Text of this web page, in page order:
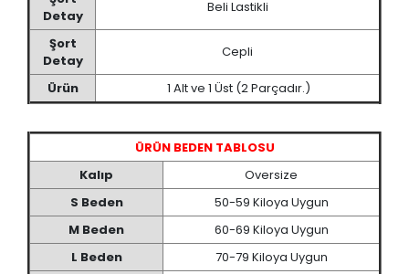
Detay
Beli Lastikli
Şort
Detay
Cepli
Ürün 1 Alt ve 1 Üst (2 Parçadır.)
ÜRÜN BEDEN TABLOSU
Kalıp
Oversize
S Beden
50-59 Kiloya Uygun
M Beden
60-69 Kiloya Uygun
L Beden
70-79 Kiloya Uygun